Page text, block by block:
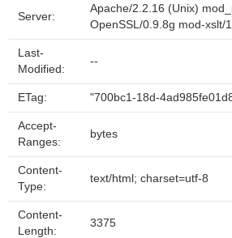
Server:
Apache/2.2.16 (Unix)
OpenSSL/0.9.8g mod-xslt/
Last-
Modified:
--
ETag: "700bc1-18d-
Accept-
Ranges:
bytes
Content-
Type:
text/html; charset=utf-8
Content-
Length:
3375